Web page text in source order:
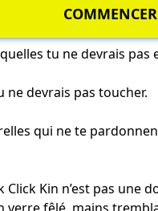
tu ne devrais pas
ne devrais pas toucher.
qui ne te
Click Kin n’est pas une